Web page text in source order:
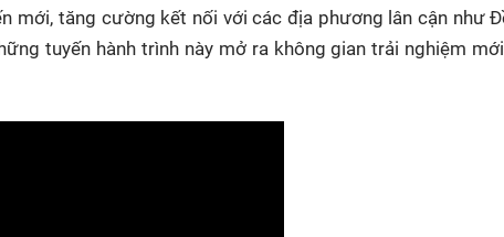
mới, tăng cường kết nối với các địa phương lân cận như
tuyến hành trình này mở ra không gian trải nghiệm